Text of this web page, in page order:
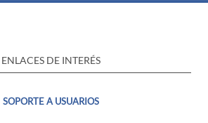
ENLACES DE INTERÉS
SOPORTE A USUARIOS